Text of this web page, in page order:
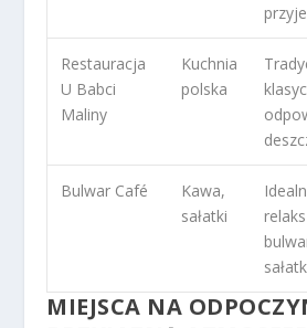
Restauracja
U Babci
Maliny
Kuchnia
polska
Bulwar Café
Kawa,
sałatki
MIEJSCA NA